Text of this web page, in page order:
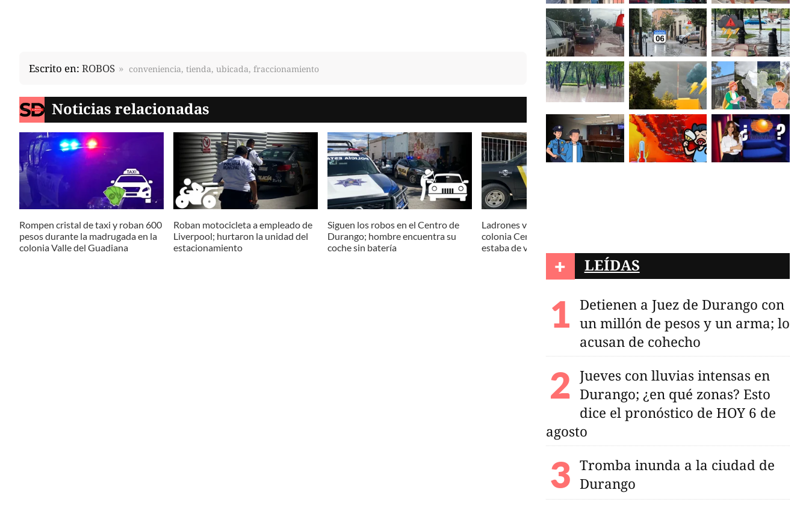
Escrito en: ROBOS conveniencia, tienda, ubicada, fraccionamiento
Noticias relacionadas
Rompen cristal de taxi y roban 600
pesos durante la madrugada en la
colonia Valle del Guadiana
Roban motocicleta a empleado de
Liverpool; hurtaron la unidad del
estacionamiento
Siguen los robos en el Centro de
Durango; hombre encuentra su
coche sin batería
Ladrones vacían vivienda en la
colonia Cerro del Mercado; dueña
estaba de vacaciones
+ LEÍDAS
Detienen a Juez de Durango con
un millón de pesos y un arma; lo
acusan de cohecho
Jueves con lluvias intensas en
Durango; ¿en qué zonas? Esto
dice el pronóstico de HOY 6 de
agosto
Tromba inunda a la ciudad de
Durango